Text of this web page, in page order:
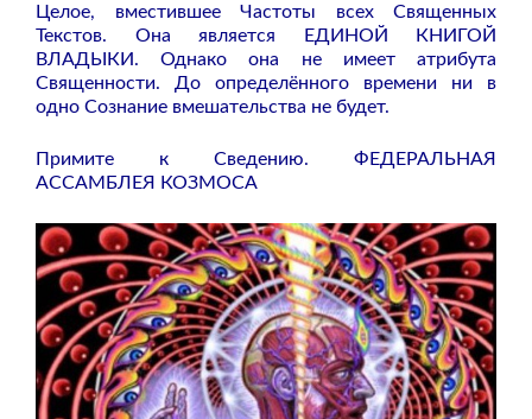
Целое, вместившее Частоты всех Священных
Текстов. Она является ЕДИНОЙ КНИГОЙ
ВЛАДЫКИ. Однако она не имеет атрибута
Священности. До определённого времени ни в
одно Сознание вмешательства не будет.
Примите к Сведению. ФЕДЕРАЛЬНАЯ
АССАМБЛЕЯ КОЗМОСА